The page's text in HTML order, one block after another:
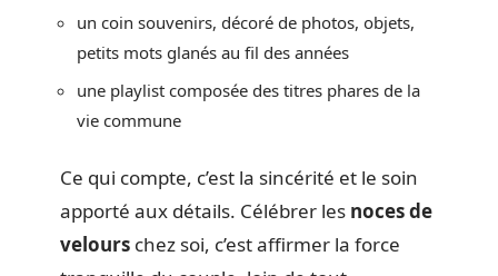
un coin souvenirs, décoré de photos, objets,
petits mots glanés au fil des années
une playlist composée des titres phares de la
vie commune
Ce qui compte, c’est la sincérité et le soin
apporté aux détails. Célébrer les noces de
velours chez soi, c’est affirmer la force